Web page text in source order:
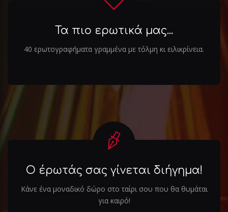
Τα πιο ερωτικά μας...
40 ερωτογραφήματα γραμμένα με τόλμη κι ειλικρίνεια.
Ο έρωτάς σας γίνεται διήγημα!
Κάνε ένα μοναδικό δώρο στο ταίρι σου που θα θυμάται
για καιρό!